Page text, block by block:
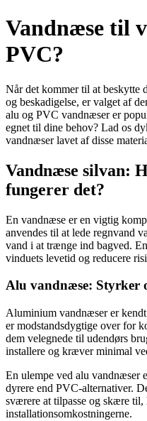
Vandnæse til
PVC?
Når det kommer til at
og beskadigelse, er valget af
alu og PVC vandnæser er
egnet til dine behov? Lad os
vandnæser lavet af disse
Vandnæse silvan:
fungerer det?
En vandnæse er en vigtig
anvendes til at lede regnvand
vand i at trænge ind bagved.
vinduets levetid og reducere
Alu vandnæse: Styrker
Aluminium vandnæser er
er modstandsdygtige over for
dem velegnede til udendørs
installere og kræver minimal
En ulempe ved alu vandnæser
dyrere end PVC-alternativer.
sværere at tilpasse og skære
installationsomkostningerne.